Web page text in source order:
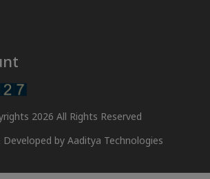
2026 All Rights Reserved
Developed by Aaditya Technologies